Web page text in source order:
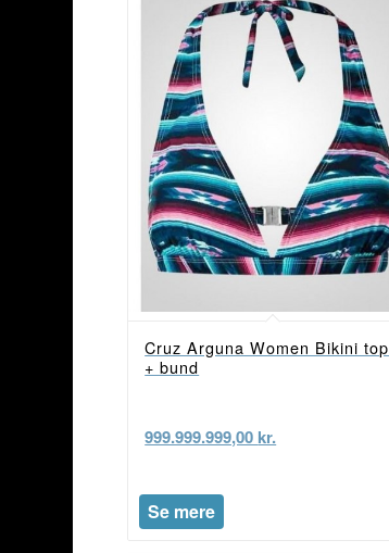
Cruz Arguna Women Bikini top
+ bund
999.999.999,00 kr.
Se mere